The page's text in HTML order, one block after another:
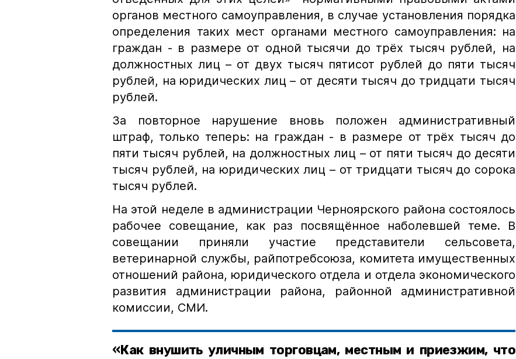
органов местного самоуправления, в случае установления порядка
определения таких мест органами местного самоуправления: на
граждан - в размере от одной тысячи до трёх тысяч рублей, на
должностных лиц – от двух тысяч пятисот рублей до пяти тысяч
рублей, на юридических лиц – от десяти тысяч до тридцати тысяч
рублей.
За повторное нарушение вновь положен административный
штраф, только теперь: на граждан - в размере от трёх тысяч до
пяти тысяч рублей, на должностных лиц – от пяти тысяч до десяти
тысяч рублей, на юридических лиц – от тридцати тысяч до сорока
тысяч рублей.
На этой неделе в администрации Черноярского района состоялось
рабочее совещание, как раз посвящённое наболевшей теме. В
совещании приняли участие представители сельсовета,
ветеринарной службы, райпотребсоюза, комитета имущественных
отношений района, юридического отдела и отдела экономического
развития администрации района, районной административной
комиссии, СМИ.
«Как внушить уличным торговцам, местным и приезжим, что